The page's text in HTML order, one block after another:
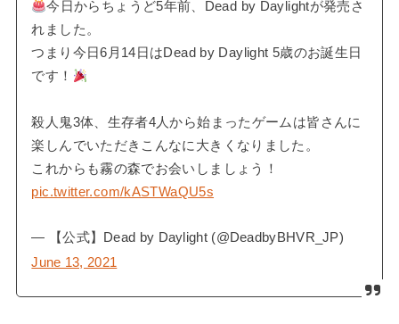
今日からちょうど5年前、Dead by Daylightが発売さ
れました。
つまり今日6月14日はDead by Daylight 5歳のお誕生日
です！
殺人鬼3体、生存者4人から始まったゲームは皆さんに
楽しんでいただきこんなに大きくなりました。
これからも霧の森でお会いしましょう！
pic.twitter.com/kASTWaQU5s
— 【公式】Dead by Daylight (@DeadbyBHVR_JP)
June 13, 2021